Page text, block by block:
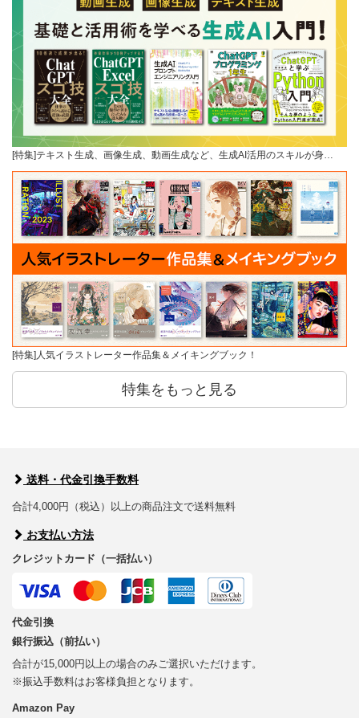
[特集]テキスト生成、画像生成、動画生成など、生成AI活用のスキルが身…
[特集]人気イラストレーター作品集＆メイキングブック！
特集をもっと見る
送料・代金引換手数料
合計4,000円（税込）以上の商品注文で送料無料
お支払い方法
クレジットカード（一括払い）
代金引換
銀行振込（前払い）
合計が15,000円以上の場合のみご選択いただけます。
※振込手数料はお客様負担となります。
Amazon Pay